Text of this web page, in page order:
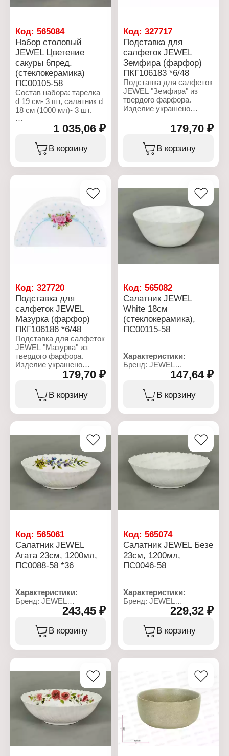
Код: 565084
Набор столовый
JEWEL Цветение
сакуры 6пред.
(стеклокерамика)
ПС00105-58
Состав набора: тарелка
d 19 см- 3 шт, салатник d
18 см (1000 мл)- 3 шт.
Характеристики:
Артикул: ПС00105-58
Тип товара: Набор
Количество предметов: 6
Материал:
стеклокерамика
Цвет: белый с рисунком
Использование в
посудомоечной машине:
да
1 035,06 ₽
В корзину
Код:327717
Подставка для
салфеток JEWEL
Земфира (фарфор)
ПКГ106183 *6/48
Подставка для салфеток
JEWEL "Земфира" из
твердого фарфора.
Изделие украшено
будет уместно как в
повседневной жизни, так
и на праздничном столе.
Можно мыть в
Бренд: JEWEL
Артикул: ПКГ106183
Тип товара: Салфетница
Модель: "Земфира"
Материал: фарфор
Размер: 10х5 см
Использование в
посудомоечной машине:
179,70 ₽
В корзину
Код: 327720
Подставка для
салфеток JEWEL
Мазурка (фарфор)
ПКГ106186 *6/48
Подставка для салфеток
JEWEL "Мазурка" из
твердого фарфора.
Изделие украшено
красивым рисунком и
будет уместно как в
повседневной жизни, так
и на праздничном столе.
Характеристики:
Артикул: ПКГ106186
Тип товара: Салфетница
Серия: "Мазурка"
Материал: фарфор
Размер: 10х5 см
да
179,70 ₽
В корзину
Код:565082
Салатник JEWEL
White 18см
(стеклокерамика),
ПС00115-58
Характеристики:
Бренд: JEWEL
Артикул: ПС00115-58
Тип товара: Салатник
Модель: "White"
Диаметр: 18 см
стеклокерамика
посудомоечной машине:
да
Использование в
микроволновой печи: Да
147,64 ₽
В корзину
Код: 565061
Салатник JEWEL
Агата 23см, 1200мл,
ПС0088-58 *36
Характеристики:
Бренд: JEWEL
Артикул: ПС0088-58
Тип товара: Салатник
Модель: "Агата"
Диаметр: 23 см
стеклокерамика
посудомоечной машине:
да
Использование в
микроволновой печи: Да
243,45 ₽
В корзину
Код:565074
Салатник JEWEL Безе
23см, 1200мл,
ПС0046-58
Характеристики:
Бренд: JEWEL
Артикул: ПС0046-58
Тип товара: Салатник
Модель: "Безе"
Диаметр: 23 см
посудомоечной машине:
Использование в
микроволновой печи: Да
229,32 ₽
В корзину